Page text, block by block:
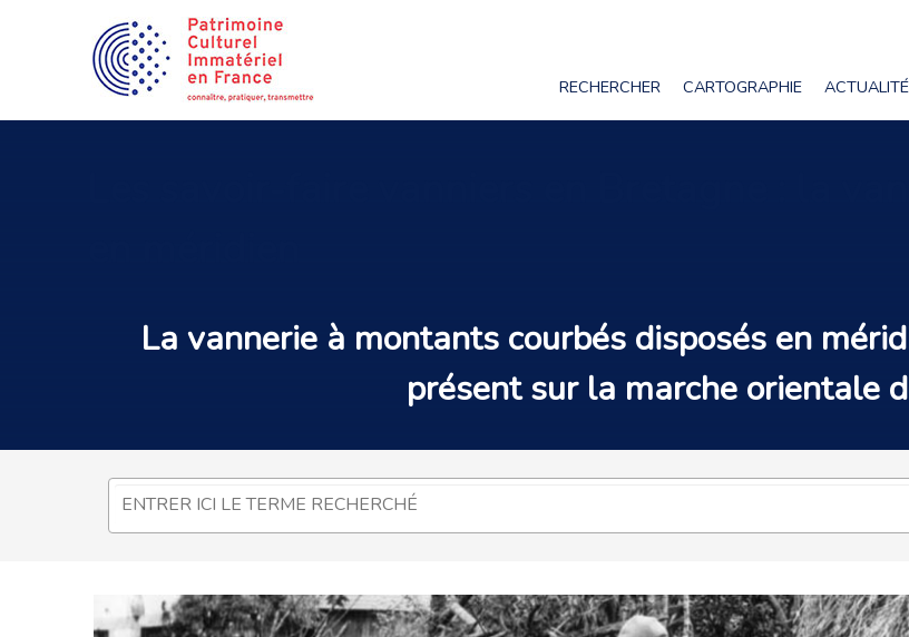
RECHERCHER CARTOGRAPHIE
La vannerie à montants courbés disposés en
présent sur la marche orientale